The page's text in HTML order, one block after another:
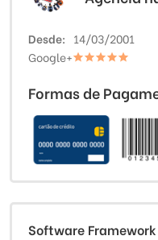
Desde 14/03/2001
Google+
Formas de
Software Framework